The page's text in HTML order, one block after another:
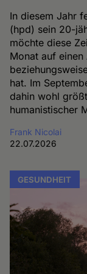
In diesem Jahr
(hpd) sein 20-
möchte diese
Monat auf
hat. Im
dahin wohl
humanistischer
Frank Nicolai
22.07.2026
GESUNDHEIT